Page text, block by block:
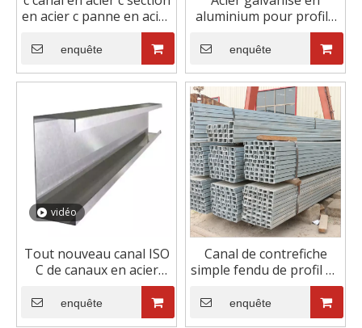
en acier c panne en acier
enquête
aluminium pour profilé
en U d'un fabricant
chinois
enquête
vidéo
Tout nouveau canal ISO
C de canaux en acier
inoxydable de haute
qualité
enquête
Canal de contrefiche
simple fendu de profil en
U d'acier inoxydable
galvanisé à chaud de
prix concurrentiel
enquête